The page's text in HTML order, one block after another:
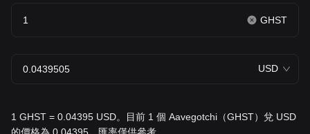
GHST
USD
1 GHST = 0.04395 USD。目前 1 個 Aavegotchi（GHST）兌 USD